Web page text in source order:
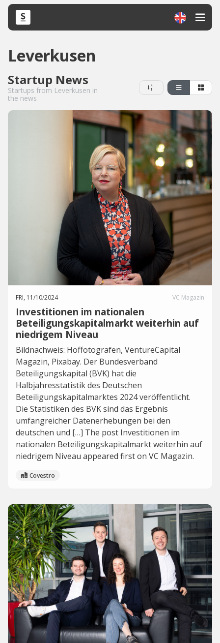
Leverkusen
Startup News
Startups from Leverkusen in
the news
FRI, 11/10/2024 VC Magazin
Investitionen im nationalen
Beteiligungskapitalmarkt weiterhin auf
niedrigem Niveau
Bildnachweis: Hoffotografen, VentureCapital
Magazin, Pixabay. Der Bundesverband
Beteiligungskapital (BVK) hat die
Halbjahresstatistik des Deutschen
Beteiligungskapitalmarktes 2024 veröffentlicht.
Die Statistiken des BVK sind das Ergebnis
umfangreicher Datenerhebungen bei den
deutschen und […] The post Investitionen im
nationalen Beteiligungskapitalmarkt weiterhin auf
niedrigem Niveau appeared first on VC Magazin.
Covestro